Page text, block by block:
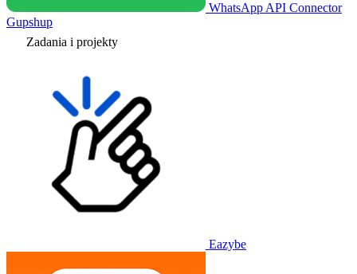
WhatsApp API Connector
Gupshup
Zadania i projekty
Eazybe